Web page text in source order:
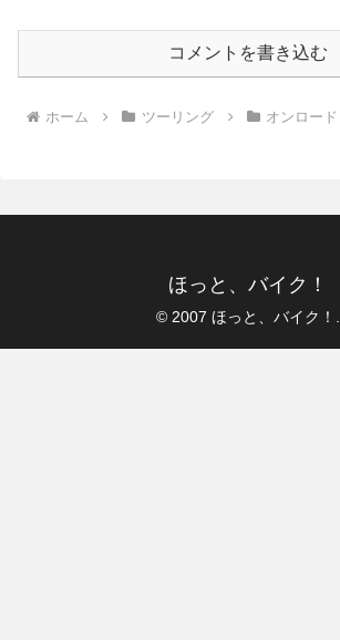
コメントを書き込む
ホーム ツーリング オンロード
ほっと、バイク！
© 2007 ほっと、バイク！.